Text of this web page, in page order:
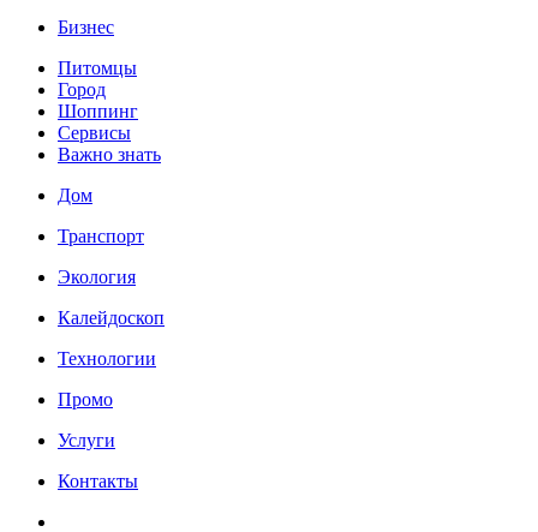
Бизнес
Питомцы
Город
Шоппинг
Сервисы
Важно знать
Дом
Транспорт
Экология
Калейдоскоп
Технологии
Промо
Услуги
Контакты